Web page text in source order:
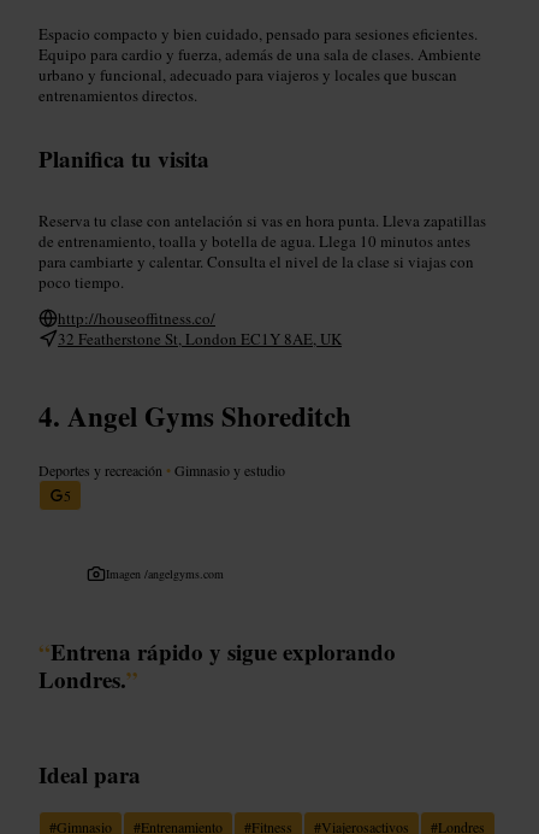
Espacio compacto y bien cuidado, pensado para sesiones eficientes.
Equipo para cardio y fuerza, además de una sala de clases. Ambiente
urbano y funcional, adecuado para viajeros y locales que buscan
entrenamientos directos.
Planifica tu visita
Reserva tu clase con antelación si vas en hora punta. Lleva zapatillas
de entrenamiento, toalla y botella de agua. Llega 10 minutos antes
para cambiarte y calentar. Consulta el nivel de la clase si viajas con
poco tiempo.
http://houseoffitness.co/
32 Featherstone St, London EC1Y 8AE, UK
Angel Gyms Shoreditch
Deportes y recreación •Gimnasio y estudio
5
Imagen /angelgyms.com
“Entrena rápido y sigue explorando
Londres.”
Ideal para
#Gimnasio #Entrenamiento #Fitness #Viajerosactivos #Londres